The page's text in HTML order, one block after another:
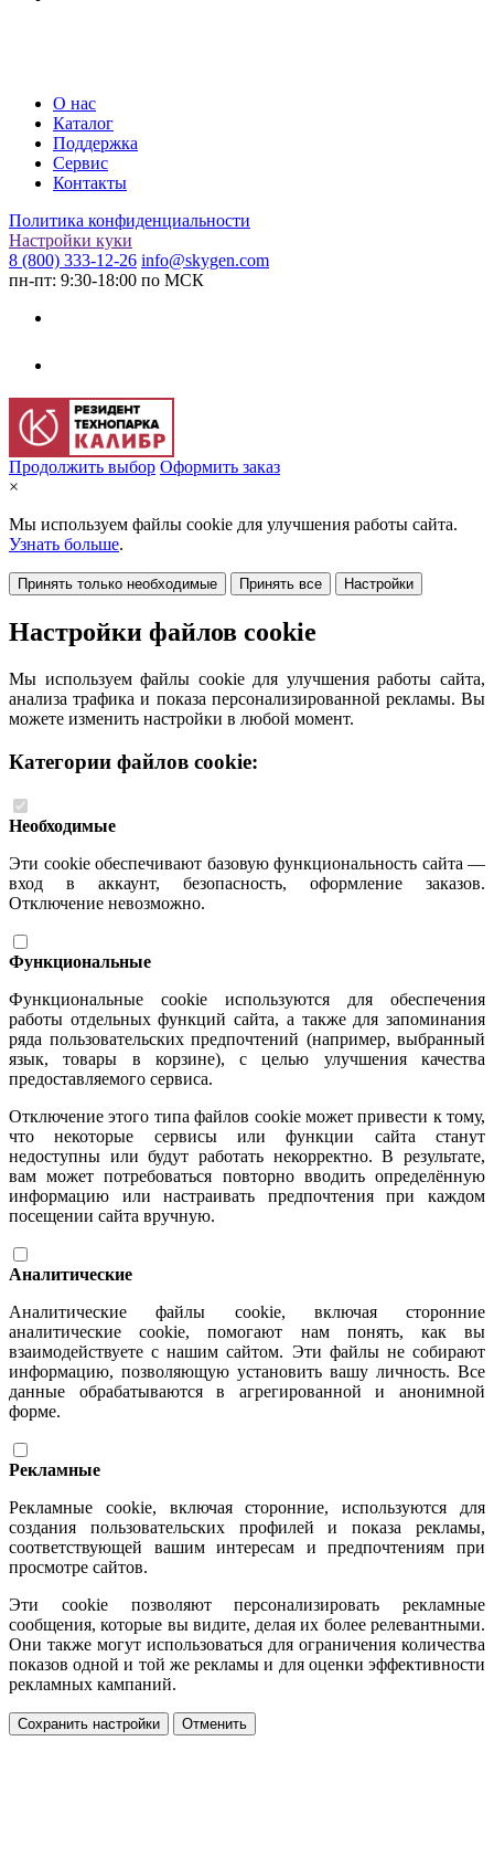
О нас
Каталог
Поддержка
Сервис
Контакты
Политика конфиденциальности
Настройки куки
8 (800) 333-12-26 info@skygen.com
пн-пт: 9:30-18:00 по МСК
Продолжить выбор Оформить заказ
×
Мы используем файлы cookie для улучшения работы сайта.
Узнать больше.
Принять только необходимые Принять все Настройки
Настройки файлов cookie
Мы используем файлы cookie для улучшения работы сайта,
анализа трафика и показа персонализированной рекламы. Вы
можете изменить настройки в любой момент.
Категории файлов cookie:
Необходимые
Эти cookie обеспечивают базовую функциональность сайта —
вход в аккаунт, безопасность, оформление заказов.
Отключение невозможно.
Функциональные
Функциональные cookie используются для обеспечения
работы отдельных функций сайта, а также для запоминания
ряда пользовательских предпочтений (например, выбранный
язык, товары в корзине), с целью улучшения качества
предоставляемого сервиса.
Отключение этого типа файлов cookie может привести к тому,
что некоторые сервисы или функции сайта станут
недоступны или будут работать некорректно. В результате,
вам может потребоваться повторно вводить определённую
информацию или настраивать предпочтения при каждом
посещении сайта вручную.
Аналитические
Аналитические файлы cookie, включая сторонние
аналитические cookie, помогают нам понять, как вы
взаимодействуете с нашим сайтом. Эти файлы не собирают
информацию, позволяющую установить вашу личность. Все
данные обрабатываются в агрегированной и анонимной
форме.
Рекламные
Рекламные cookie, включая сторонние, используются для
создания пользовательских профилей и показа рекламы,
соответствующей вашим интересам и предпочтениям при
просмотре сайтов.
Эти cookie позволяют персонализировать рекламные
сообщения, которые вы видите, делая их более релевантными.
Они также могут использоваться для ограничения количества
показов одной и той же рекламы и для оценки эффективности
рекламных кампаний.
Сохранить настройки Отменить